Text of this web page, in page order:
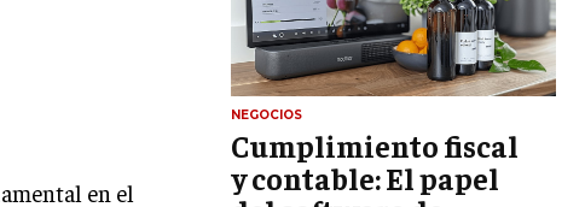
ÉXITO EMPRESARIAL Y CASOS DE
ESTUDIO
GOBIERNO CORPORATIVO
NEGOCIOS
ESTRATEGIAS DE NEGOCIOS
en el
NEGOCIOS
Cumplimiento fiscal
y contable: El papel